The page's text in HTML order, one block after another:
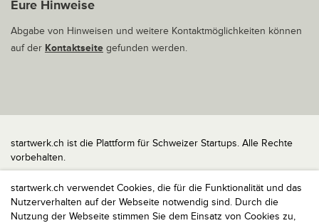
startwerk.ch verwendet Cookies, die für die Funktionalität und das
Nutzerverhalten auf der Webseite notwendig sind. Durch die
Nutzung der Webseite stimmen Sie dem Einsatz von Cookies zu,
Eure Hinweise
Abgabe von Hinweisen und weitere Kontaktmöglichkeiten können
auf der Kontaktseite gefunden werden.
startwerk.ch ist die Plattform für Schweizer Startups. Alle Rechte
vorbehalten.
Impressum
Kontakt
nach oben